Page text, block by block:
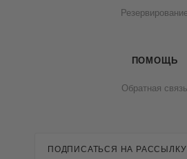
ПОМОЩЬ
Обратная связь
ПОДПИСАТЬСЯ НА РАССЫЛКУ